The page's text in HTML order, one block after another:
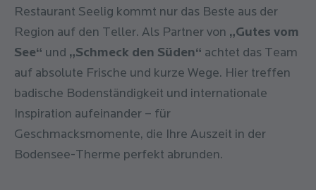
Restaurant Seelig kommt nur das Beste aus der
Region auf den Teller. Als Partner von „Gutes vom
See“ und „Schmeck den Süden“ achtet das Team
auf absolute Frische und kurze Wege. Hier treffen
badische Bodenständigkeit und internationale
Inspiration aufeinander – für
Geschmacksmomente, die Ihre Auszeit in der
Bodensee-Therme perfekt abrunden.